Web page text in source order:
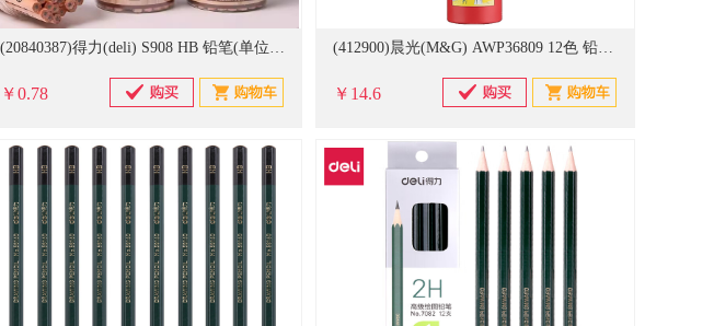
(20840387)得力(deli) S908 HB 铅笔(单位：支)
￥0.78
(412900)晨光(M&G) AWP36809 12色 铅笔 彩色(单位：筒)
￥14.6